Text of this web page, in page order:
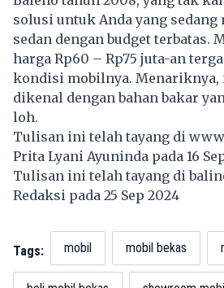
solusi untuk Anda yang
sedan dengan budget
harga Rp60 – Rp75 juta-an
kondisi mobilnya. Menariknya,
dikenal dengan bahan bakar
loh.
Tulisan ini telah tayang di
Prita Lyani Ayuninda pada 16
Tulisan ini telah tayang di
Redaksi pada 25 Sep 2024
Tags: mobil mobil bekas